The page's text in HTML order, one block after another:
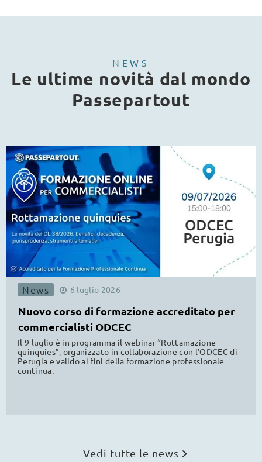
NEWS
Le ultime novità dal mondo
Passepartout
News 6 luglio 2026
Nuovo corso di formazione accreditato per
commercialisti ODCEC
Il 9 luglio è in programma il webinar “Rottamazione
quinquies”, organizzato in collaborazione con l’ODCEC di
Perugia e valido ai fini della formazione professionale
continua.
Vedi tutte le news